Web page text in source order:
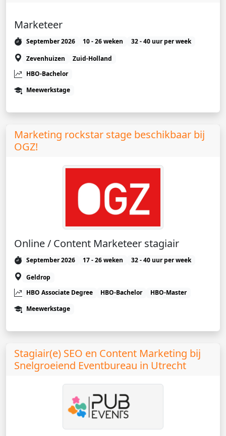
Marketeer
September 2026 10 - 26 weken
32 - 40 uur per week
Zevenhuizen
Zuid-Holland
HBO-Bachelor
Meewerkstage
Marketing rockstar stage beschikbaar bij
OGZ!
Online / Content Marketeer stagiair
September 2026 17 - 26 weken
32 - 40 uur per week
Geldrop
HBO Associate Degree
HBO-Bachelor
HBO-Master
Meewerkstage
Stagiair(e) SEO en Content Marketing bij
Snelgroeiend Eventbureau in Utrecht